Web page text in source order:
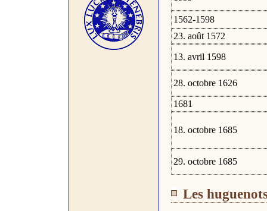
1562-1598
23. août 1572
13. avril 1598
28. octobre 1626
1681
18. octobre 1685
29. octobre 1685
Les